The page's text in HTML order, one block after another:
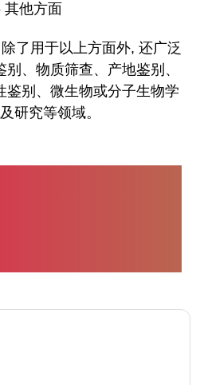
其他方面
了用于以上方面外, 还广泛
、物质筛查、产地鉴别、
鉴别、微生物或分子生物学
研究等领域。